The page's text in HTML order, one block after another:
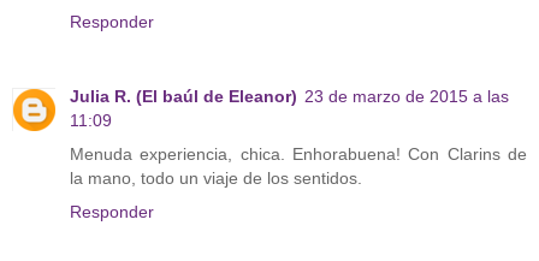
Responder
Julia R. (El baúl de Eleanor) 23 de marzo de 2015 a las
11:09
Menuda experiencia, chica. Enhorabuena! Con Clarins de
la mano, todo un viaje de los sentidos.
Responder